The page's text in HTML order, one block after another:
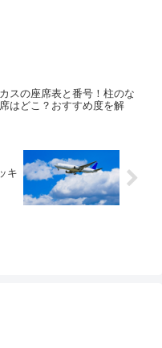
スの座席表と番号！柱のな
はどこ？おすすめ度を解
キ